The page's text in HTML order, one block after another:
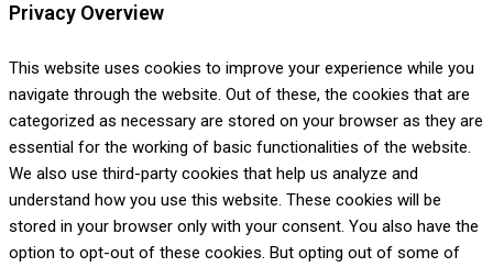
Privacy Overview
This website uses cookies to improve your experience while you
navigate through the website. Out of these, the cookies that are
categorized as necessary are stored on your browser as they are
essential for the working of basic functionalities of the website.
We also use third-party cookies that help us analyze and
understand how you use this website. These cookies will be
stored in your browser only with your consent. You also have the
option to opt-out of these cookies. But opting out of some of